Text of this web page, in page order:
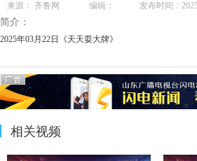
来源： 齐鲁网 编辑： 发布时间：
简介：
2025年03月22日《天天耍大牌》
相关视频